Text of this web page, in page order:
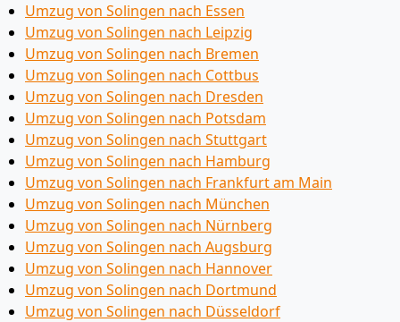
Umzug von Solingen nach Essen
Umzug von Solingen nach Leipzig
Umzug von Solingen nach Bremen
Umzug von Solingen nach Cottbus
Umzug von Solingen nach Dresden
Umzug von Solingen nach Potsdam
Umzug von Solingen nach Stuttgart
Umzug von Solingen nach Hamburg
Umzug von Solingen nach Frankfurt am Main
Umzug von Solingen nach München
Umzug von Solingen nach Nürnberg
Umzug von Solingen nach Augsburg
Umzug von Solingen nach Hannover
Umzug von Solingen nach Dortmund
Umzug von Solingen nach Düsseldorf